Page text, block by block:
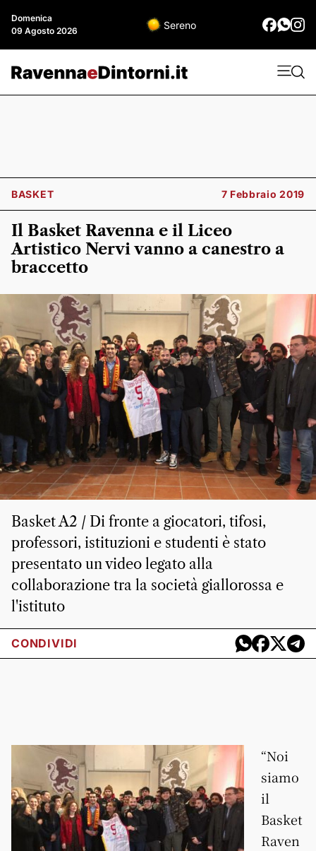
Domenica
09 Agosto 2026
Sereno
BASKET 7 Febbraio 2019
Il Basket Ravenna e il Liceo
Artistico Nervi vanno a canestro a
braccetto
Basket A2 / Di fronte a giocatori, tifosi,
professori, istituzioni e studenti è stato
presentato un video legato alla
collaborazione tra la società giallorossa e
l'istituto
CONDIVIDI
“Noi
siamo
il
Basket
Raven